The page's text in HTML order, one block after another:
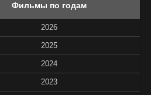
Фильмы по годам
2026
2025
2024
2023